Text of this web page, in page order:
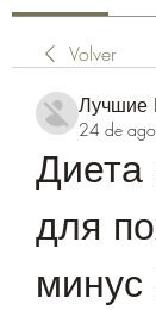
Volver
Лучшие
24 de
для
минус